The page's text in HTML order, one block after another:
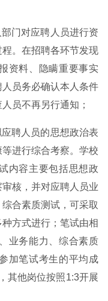
门对应聘人员进行资
。在招聘各环节发现
资料、隐瞒重要事实
员务必确认本人条件
员不再另行通知；
聘人员的思想政治表
进行综合考察。学校
内容主要包括思想政
核，并对应聘人员业
合素质测试，可采取
方式进行；笔试由相
业务能力、综合素质
加笔试考生的平均成
其他岗位按照1:3开展